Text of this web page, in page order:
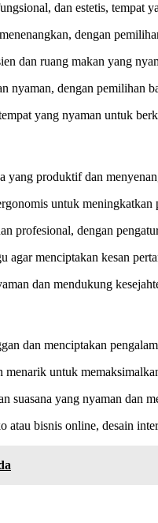
dan estetis, tempat
dengan
dan ruang makan yang
nyaman, dengan pemilihan
yang nyaman untuk
produktif dan
untuk meningkatkan
profesional, dengan
agar menciptakan kesan
dan mendukung
dan menciptakan
untuk
suasana yang nyaman dan
bisnis online, desain